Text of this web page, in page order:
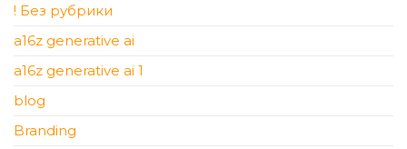
! Без рубрики
a16z generative ai
a16z generative ai 1
blog
Branding